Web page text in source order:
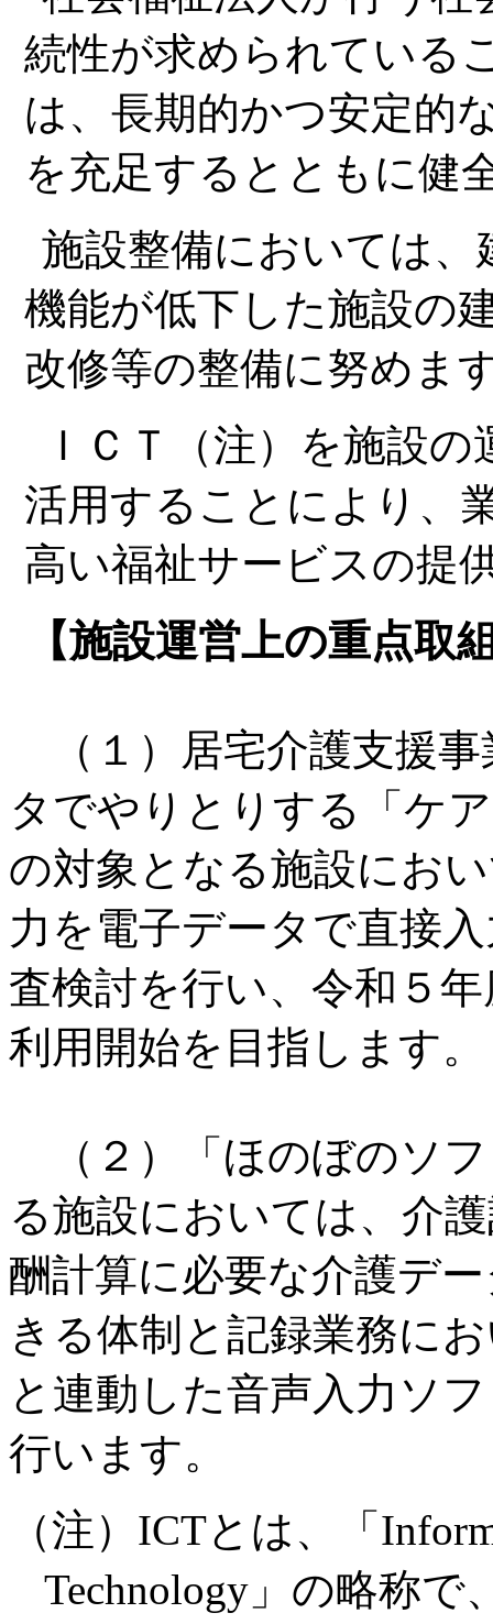
続性が求められている
は、長期的かつ安定的
を充足するとともに健
施設整備においては
機能が低下した施設の
改修等の整備に努めま
ＩＣＴ（注）を施設
活用することにより、
高い福祉サービスの提
【施設運営上の重点取
（１）居宅介護支援
タでやりとりする「ケ
の対象となる施設にお
力を電子データで直接
査検討を行い、令和５
利用開始を目指します。
（２）「ほのぼのソ
る施設においては、介
酬計算に必要な介護デ
きる体制と記録業務に
と連動した音声入力ソ
行います。
（注）ICTとは、「
Technology」の略称